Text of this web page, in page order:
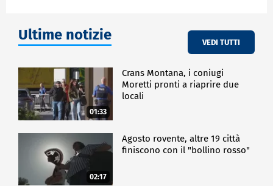
Ultime notizie VEDI TUTTI
01:33
Crans Montana, i coniugi
Moretti pronti a riaprire due
locali
02:17
Agosto rovente, altre 19 città
finiscono con il "bollino rosso"